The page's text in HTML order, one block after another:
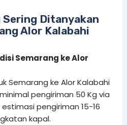
Sering Ditanyakan
Alor Kalabahi
Semarang ke Alor
Semarang ke Alor Kalabahi
pengiriman 50 Kg via
pengiriman 15-16
kapal.